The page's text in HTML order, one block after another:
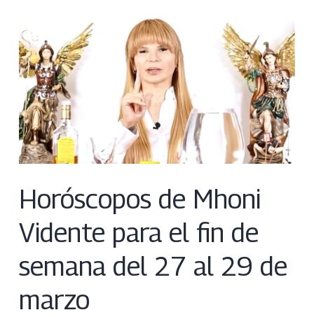
Horóscopos de Mhoni
Vidente para el fin de
semana del 27 al 29 de
marzo